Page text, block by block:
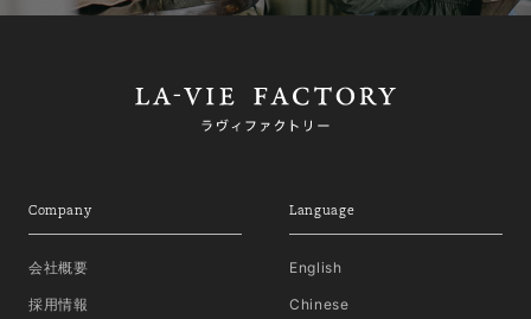
Company
会社概要
採用情報
Language
English
Chinese